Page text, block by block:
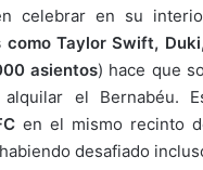
celebrar en su
Taylor Swift,
asientos) hace que
el Bernabéu.
en el mismo recinto
desafiado